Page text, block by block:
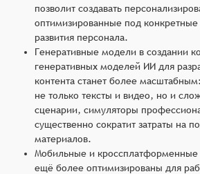
позволит создавать
оптимизированные под конкретные
развития персонала.
Генеративные модели в создании
генеративных моделей ИИ для
контента станет более
не только тексты и видео, но и
сценарии, симуляторы
существенно сократит затраты на
материалов.
Мобильные и
ещё более оптимизированы для